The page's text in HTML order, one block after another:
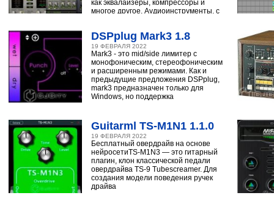
как эквалайзеры, компрессоры и
многое другое. Аудиоинструменты, с
DSPplug Mark3 1.8
19 ФЕВРАЛЯ 2022
Mark3 - это mid/side лимитер с
монофоническим, стереофоническим
и расширенным режимами. Как и
предыдущие предложения DSPplug,
mark3 предназначен только для
Windows, но поддержка
Guitarml TS-M1N1 1.1.0
19 ФЕВРАЛЯ 2022
Бесплатный овердрайв на основе
нейросетиTS-M1N3 — это гитарный
плагин, клон классической педали
овердрайва TS-9 Tubescreamer. Для
создания модели поведения ручек
драйва